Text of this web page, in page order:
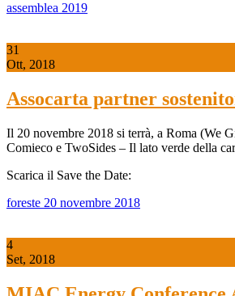
assemblea 2019
31
Ott, 2018
Assocarta partner
Il 20 novembre 2018 si terrà, a Roma (We
Comieco e TwoSides – Il lato verde della
Scarica il Save the Date:
foreste 20 novembre 2018
4
Set, 2018